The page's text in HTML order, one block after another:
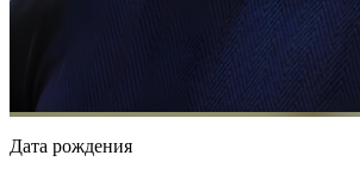
Дата рождения